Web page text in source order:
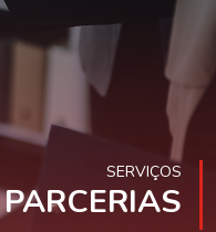
SERVIÇOS